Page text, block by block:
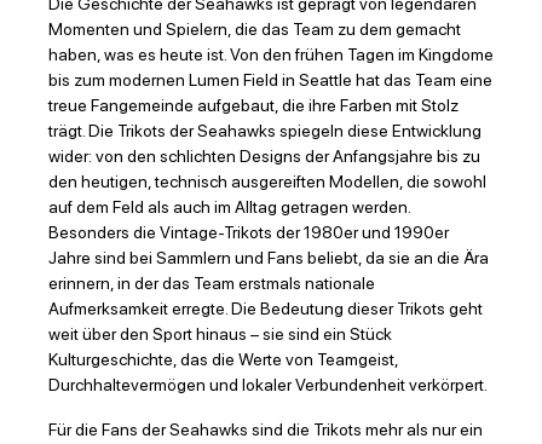
Die Geschichte der Seahawks ist geprägt von legendären
Momenten und Spielern, die das Team zu dem gemacht
haben, was es heute ist. Von den frühen Tagen im Kingdome
bis zum modernen Lumen Field in Seattle hat das Team eine
treue Fangemeinde aufgebaut, die ihre Farben mit Stolz
trägt. Die Trikots der Seahawks spiegeln diese Entwicklung
wider: von den schlichten Designs der Anfangsjahre bis zu
den heutigen, technisch ausgereiften Modellen, die sowohl
auf dem Feld als auch im Alltag getragen werden.
Besonders die Vintage-Trikots der 1980er und 1990er
Jahre sind bei Sammlern und Fans beliebt, da sie an die Ära
erinnern, in der das Team erstmals nationale
Aufmerksamkeit erregte. Die Bedeutung dieser Trikots geht
weit über den Sport hinaus – sie sind ein Stück
Kulturgeschichte, das die Werte von Teamgeist,
Durchhaltevermögen und lokaler Verbundenheit verkörpert.
Für die Fans der Seahawks sind die Trikots mehr als nur ein